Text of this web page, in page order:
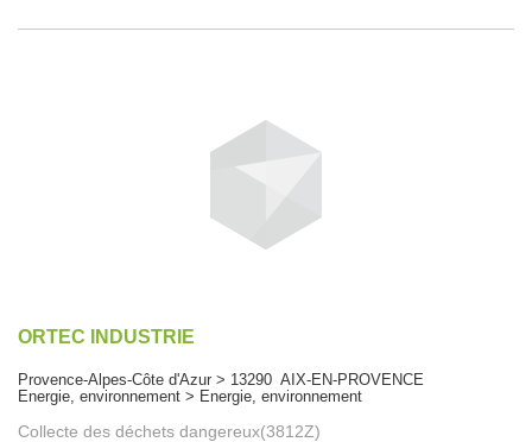
ORTEC INDUSTRIE
Provence-Alpes-Côte d'Azur > 13290 AIX-EN-PROVENCE
Energie, environnement > Energie, environnement
Collecte des déchets dangereux(3812Z)